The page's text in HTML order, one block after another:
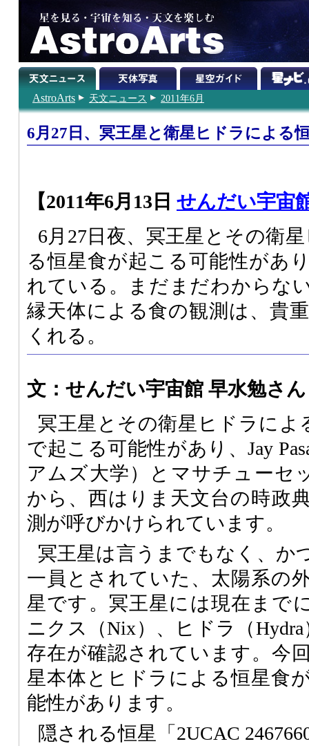
AstroArts 天文ニュース 2011年6月
6月27日、冥王星と衛星ヒドラによる
【2011年6月13日 せんだい宇宙
6月27日夜、冥王星とその衛
る恒星食が起こる可能性があ
れている。まだまだわからな
縁天体による食の観測は、貴
くれる。
文：せんだい宇宙館 早水勉さん
冥王星とその衛星ヒドラによ
で起こる可能性があり、Jay
アムズ大学）とマサチューセ
から、西はりま天文台の時政
測が呼びかけられています。
冥王星は言うまでもなく、か
一員とされていた、太陽系の
星です。冥王星には現在まで
ニクス（Nix）、ヒドラ（
存在が確認されています。今
星本体とヒドラによる恒星食
能性があります。
隠される恒星「2UCAC